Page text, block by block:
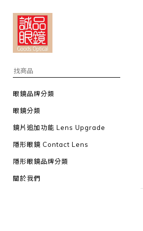
眼鏡品牌分類
眼鏡分類
鏡片追加功能 Lens Upgrade
隱形眼鏡 Contact Lens
隱形眼鏡品牌分類
關於我們